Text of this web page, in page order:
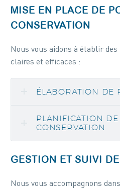
MISE EN PLACE DE
CONSERVATION
Nous vous aidons à établir
claires et efficaces :
ÉLABORATION DE
PLANIFICATION DE
CONSERVATION
GESTION ET SUIVI
Nous vous accompagnons